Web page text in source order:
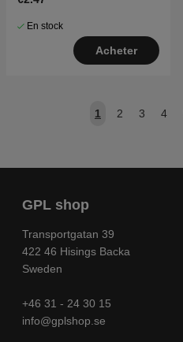
En stock
Acheter
1 2 3 4
GPL shop
Transportgatan 39
422 46 Hisings Backa
Sweden
+46 31 - 24 30 15
info@gplshop.se